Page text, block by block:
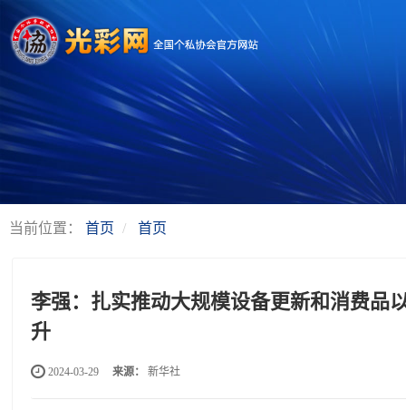
当前位置： 首页 首页
李强：扎实推动大规模设备更新和消费品
升
2024-03-29 来源： 新华社